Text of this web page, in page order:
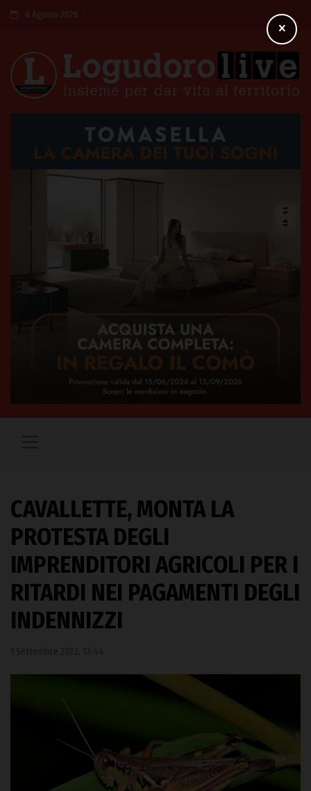
8 Agosto 2026
CAVALLETTE, MONTA LA
PROTESTA DEGLI
IMPRENDITORI AGRICOLI PER I
RITARDI NEI PAGAMENTI DEGLI
INDENNIZZI
×